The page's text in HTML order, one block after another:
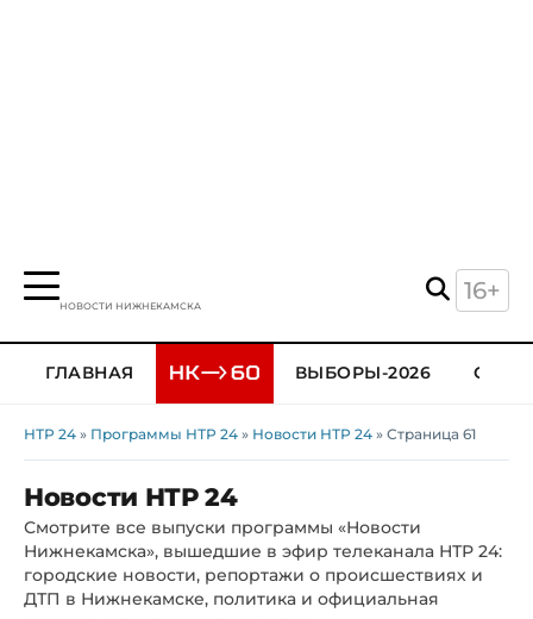
НОВОСТИ НИЖНЕКАМСКА
16+
ГЛАВНАЯ ВЫБОРЫ-2026
НТР 24 » Программы НТР 24 » Новости НТР 24 » Страница 61
Новости НТР 24
Смотрите все выпуски программы «Новости
Нижнекамска», вышедшие в эфир телеканала НТР 24:
городские новости, репортажи о происшествиях и
ДТП в Нижнекамске, политика и официальная